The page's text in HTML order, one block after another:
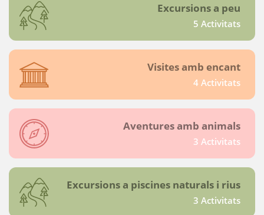
Excursions a peu
5 Activitats
Visites amb encant
4 Activitats
Aventures amb animals
3 Activitats
Excursions a piscines naturals i rius
3 Activitats